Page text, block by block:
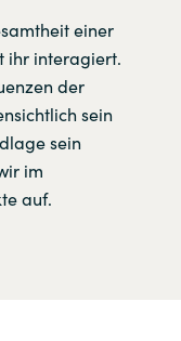
einer
ihr interagiert.
der
sein
sein
im
auf.